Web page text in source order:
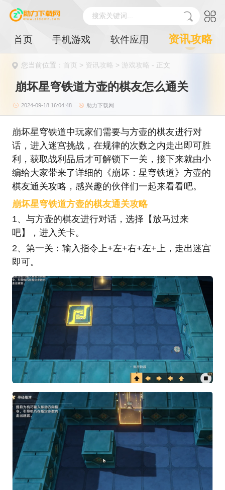
搜索关键词...
首页 手机游戏 软件应用 资讯攻略
您当前位置： 首页 > 资讯攻略 > 游戏攻略 - 正文
崩坏星穹铁道方壶的棋友怎么通关
2024-09-18 16:04:48 助力下载网
崩坏星穹铁道中玩家们需要与方壶的棋友进行对
话，进入迷宫挑战，在规律的次数之内走出即可胜
利，获取战利品后才可解锁下一关，接下来就由小
编给大家带来了详细的《崩坏：星穹铁道》方壶的
棋友通关攻略，感兴趣的伙伴们一起来看看吧。
崩坏星穹铁道方壶的棋友通关攻略
1、与方壶的棋友进行对话，选择【放马过来
吧】，进入关卡。
2、第一关：输入指令上+左+右+左+上，走出迷宫
即可。